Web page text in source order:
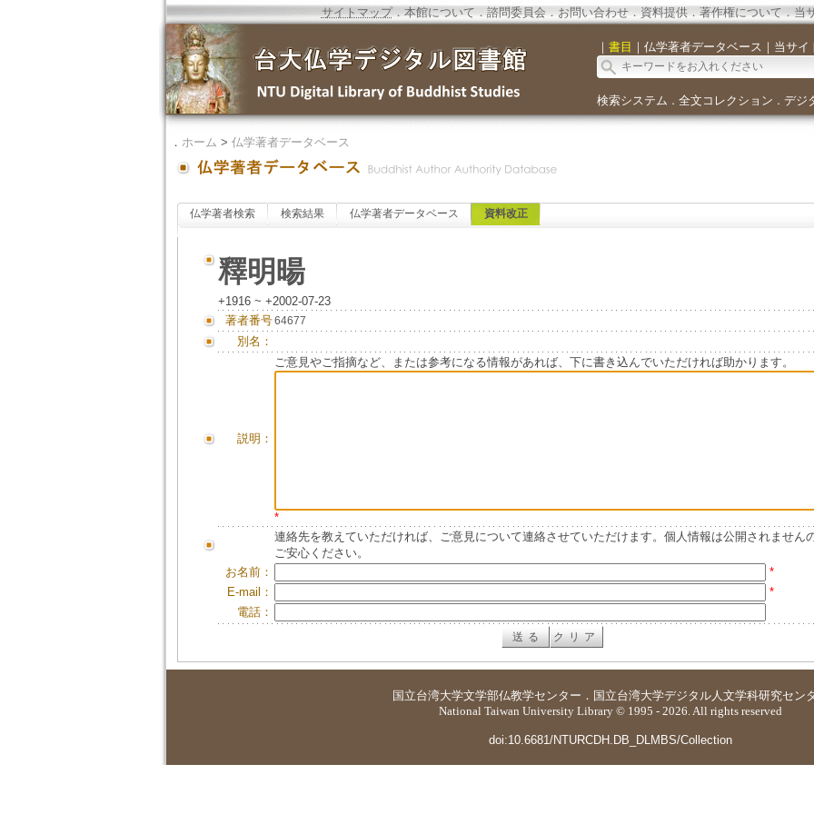
サイトマップ．本館について．諮問委員会． お問い合わせ． 資料提供．著作権について．当
｜ 書目 ｜ 仏学著者データベース ｜ 当サイ
検索システム ． 全文コレクション ． デジ
． ホーム > 仏学著者データベース
仏学著者検索 検索結果 仏学著者データベース 資料改正
釋明暘
+1916 ~ +2002-07-23
著者番号64677
別名：
説明：
ご意見やご指摘など、または参考になる情報があれば、下に書き込んでいただければ助かります。
*
連絡先を教えていただければ、ご意見について連絡させていただけます。個人情報は公開されません
ご安心ください。
お名前：
*
E-mail：
*
電話：
国立台湾大学文学部仏教学センター ． 国立台湾大学デジタル人文学科研究セン
National Taiwan University Library © 1995 - 2026. All rights reserved
doi:10.6681/NTURCDH.DB_DLMBS/Collection